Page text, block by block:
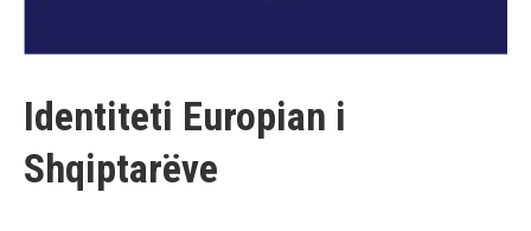
Identiteti Europian i
Shqiptarëve